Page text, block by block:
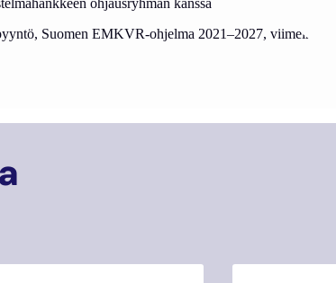
Suomen EMKVR-ohjelma 2021–2027, viimeinen